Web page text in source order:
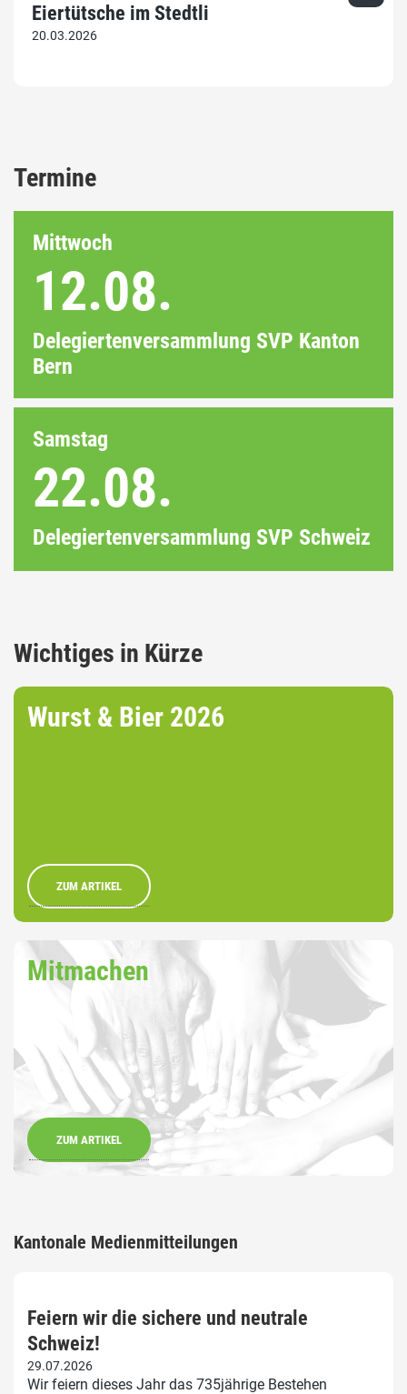
Eiertütsche im Stedtli
20.03.2026
Termine
Mittwoch
12.08.
Delegiertenversammlung SVP Kanton
Bern
Samstag
22.08.
Delegiertenversammlung SVP Schweiz
Wichtiges in Kürze
Wurst & Bier 2026
ZUM ARTIKEL
Mitmachen
ZUM ARTIKEL
Kantonale Medienmitteilungen
Feiern wir die sichere und neutrale
Schweiz!
29.07.2026
Wir feiern dieses Jahr das 735jährige Bestehen